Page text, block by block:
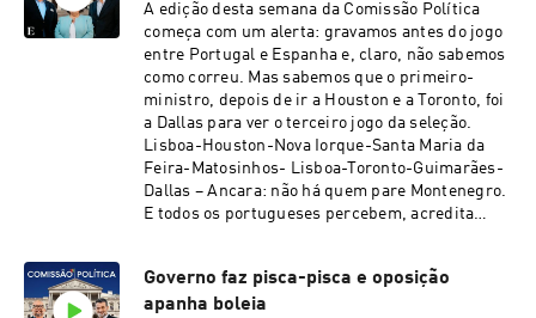
A edição desta semana da Comissão Política
começa com um alerta: gravamos antes do jogo
entre Portugal e Espanha e, claro, não sabemos
como correu. Mas sabemos que o primeiro-
ministro, depois de ir a Houston e a Toronto, foi
a Dallas para ver o terceiro jogo da seleção.
Lisboa-Houston-Nova Iorque-Santa Maria da
Feira-Matosinhos- Lisboa-Toronto-Guimarães-
Dallas – Ancara: não há quem pare Montenegro.
E todos os portugueses percebem, acredita
parlamentar do PSD, explicando também que o
primeiro-ministro é como que um “amuleto” da
Governo faz pisca-pisca e oposição
apanha boleia